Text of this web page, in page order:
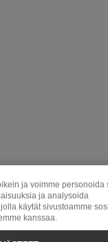
ja voimme personoida
ja analysoida
käytät sivustoamme
kanssaa.